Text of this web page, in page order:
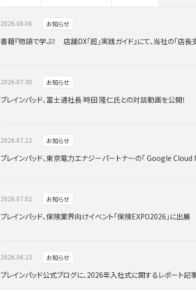
2026.08.06 お知らせ
書籍『物語で学ぶ！ 店舗DX「超」実践ガイド』にて、当社の「店
2026.07.30 お知らせ
ブレインパッド、富士通社長 時田 隆仁氏との対談動画を公開！
2026.07.22 お知らせ
ブレインパッド、東京電力エナジーパートナーの「 Google
2026.07.02 お知らせ
ブレインパッド、保険業界向けイベント「保険EXPO2026」に出展
2026.06.23 お知らせ
ブレインパッド公式ブログに、2026年入社式に関するレポート記